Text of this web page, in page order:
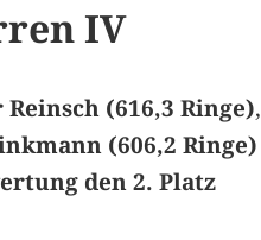
IV
(616,3 Ringe),
(606,2 Ringe)
den 2. Platz